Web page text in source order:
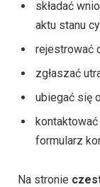
składać
aktu stanu
rejestrować
zgłaszać
ubiegać się
formularz
Na stronie